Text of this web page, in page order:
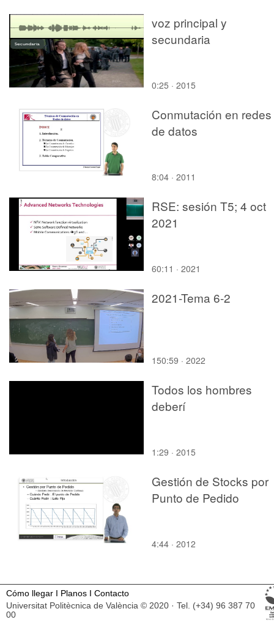
voz principal y
secundaria
0:25 · 2015
Conmutación en redes
de datos
8:04 · 2011
RSE: sesión T5; 4 oct
2021
60:11 · 2021
2021-Tema 6-2
150:59 · 2022
Todos los hombres
deberí
1:29 · 2015
Gestión de Stocks por
Punto de Pedido
4:44 · 2012
Cómo llegar I Planos I Contacto
Universitat Politècnica de València © 2020 · Tel. (+34) 96 387 70
00